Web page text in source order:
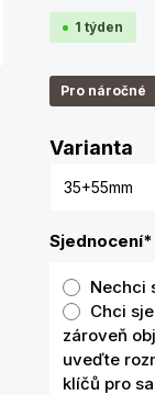
1 týden
Pro náročné
Varianta
Sjednocení*
Nechci
Chci
zároveň
uveďte
klíčů pro